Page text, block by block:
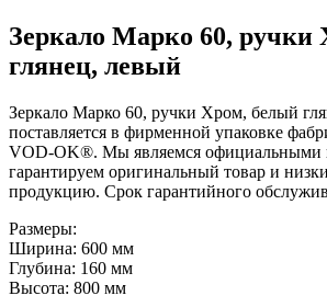
Зеркало Марко 60, ручки
глянец, левый
Зеркало Марко 60, ручки Хром, белый
поставляется в фирменной упаковке
VOD-OK®. Мы являемся официальными
гарантируем оригинальный товар и
продукцию. Срок гарантийного
Размеры:
Ширина: 600 мм
Глубина: 160 мм
Высота: 800 мм